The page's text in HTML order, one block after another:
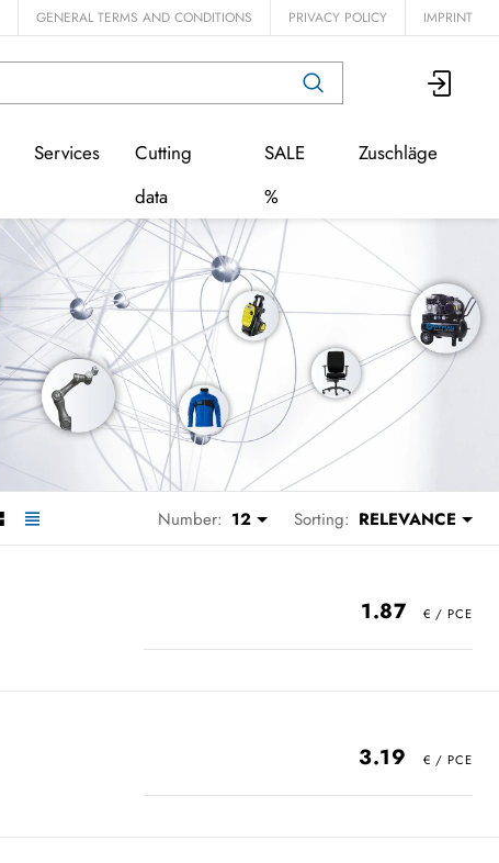
GENERAL TERMS AND CONDITIONS PRIVACY POLICY IMPRINT
Services
Cutting
data
SALE
%
Zuschläge
Number: 12 Sorting: RELEVANCE
1.87
3.19